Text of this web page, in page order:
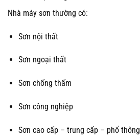
Nhà máy sơn thường có:
Sơn nội thất
Sơn ngoại thất
Sơn chống thấm
Sơn công nghiệp
Sơn cao cấp – trung cấp – phổ thông